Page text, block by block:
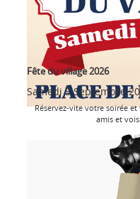
Fête du village 2026
Samedi 5 Septembre
Réservez-vite votre soirée
amis et